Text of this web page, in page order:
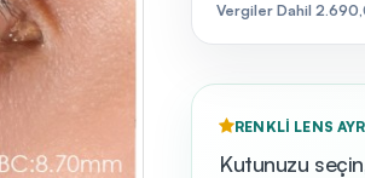
Vergiler Dahil
RENKLI LENS
Kutunuzu